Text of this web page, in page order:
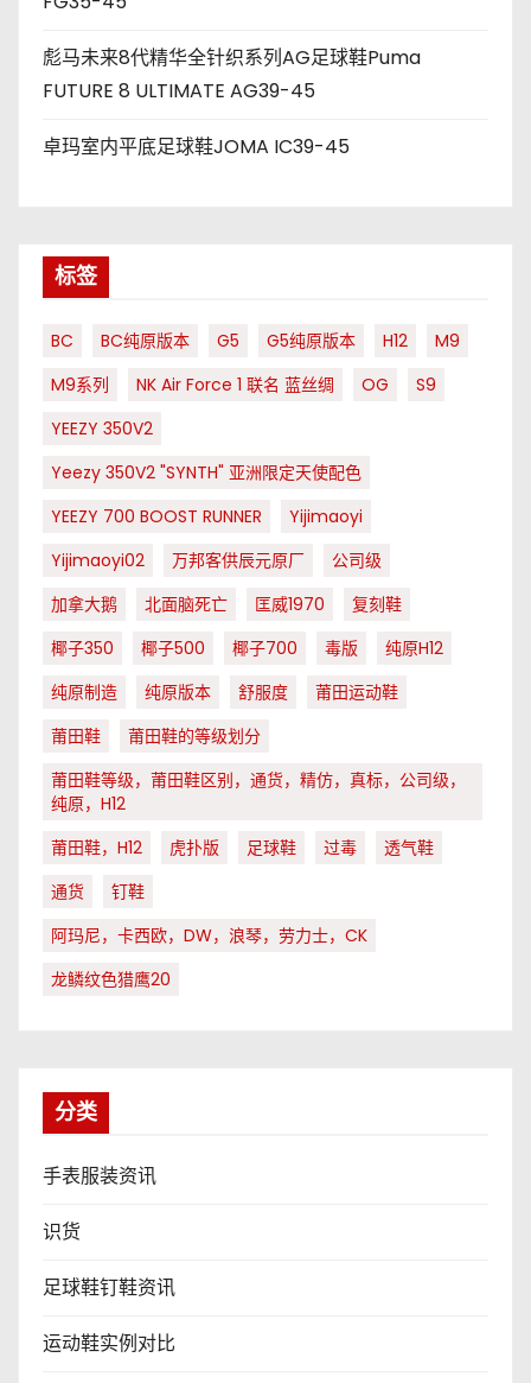
彪马未来8代精华全针织系列AG足球鞋Puma
FUTURE 8 ULTIMATE AG39-45
卓玛室内平底足球鞋JOMA IC39-45
标签
BC BC纯原版本 G5 G5纯原版本 H12
M9
M9系列
NK Air Force 1 联名 蓝丝绸 OG
S9
YEEZY 350V2
Yeezy 350V2 "SYNTH" 亚洲限定天使配色
YEEZY 700 BOOST RUNNER
Yijimaoyi
Yijimaoyi02
万邦客供辰元原厂
公司级
加拿大鹅
北面脑死亡 匡威1970
复刻鞋
椰子350
椰子500 椰子700 毒版
纯原H12
纯原制造
纯原版本 舒服度
莆田运动鞋
莆田鞋
莆田鞋的等级划分
莆田鞋等级，莆田鞋区别，通货，精仿，真标，公司级，
纯原，H12
莆田鞋，H12
虎扑版 足球鞋 过毒
透气鞋
通货
钉鞋
阿玛尼，卡西欧，DW，浪琴，劳力士，CK
龙鳞纹色猎鹰20
分类
手表服装资讯
识货
足球鞋钉鞋资讯
运动鞋实例对比